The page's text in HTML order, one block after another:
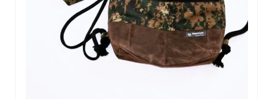
Topflappen
Winterzeit